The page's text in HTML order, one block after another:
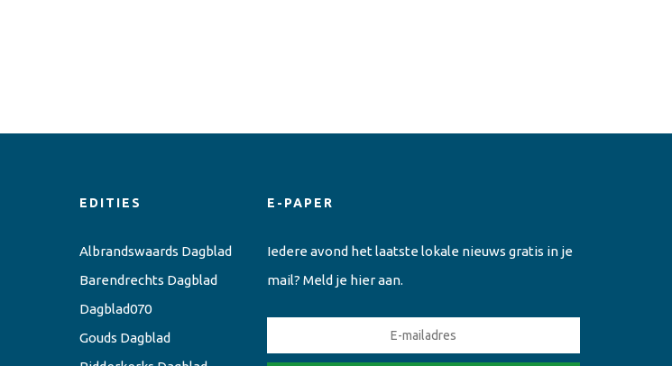
EDITIES
Albrandswaards Dagblad
Barendrechts Dagblad
Dagblad070
Gouds Dagblad
E-PAPER
Iedere avond het laatste lokale nieuws gratis in je
mail? Meld je hier aan.